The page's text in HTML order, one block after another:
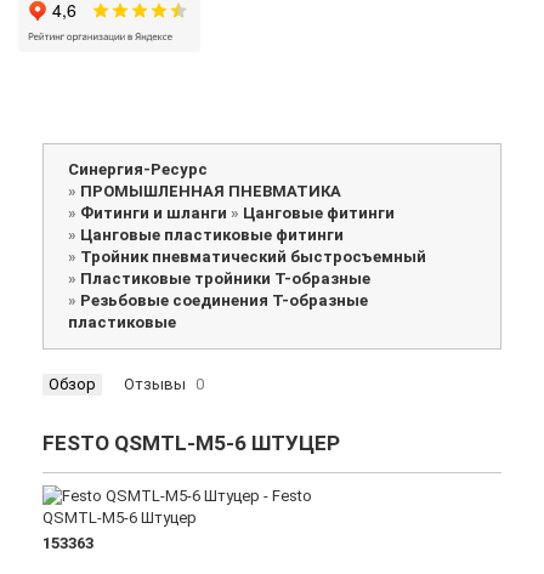
Синергия-Ресурс
» ПРОМЫШЛЕННАЯ ПНЕВМАТИКА
» Фитинги и шланги » Цанговые фитинги
» Цанговые пластиковые фитинги
» Тройник пневматический быстросъемный
» Пластиковые тройники Т-образные
» Резьбовые соединения Т-образные
пластиковые
Обзор Отзывы 0
FESTO QSMTL-M5-6 ШТУЦЕР
153363